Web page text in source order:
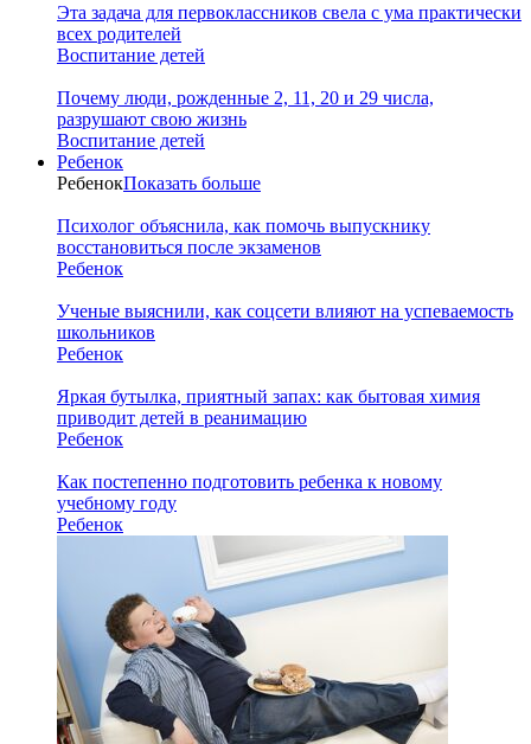
Эта задача для первоклассников свела с ума практически
всех родителей
Воспитание детей
Почему люди, рожденные 2, 11, 20 и 29 числа,
разрушают свою жизнь
Воспитание детей
Ребенок
РебенокПоказать больше
Психолог объяснила, как помочь выпускнику
восстановиться после экзаменов
Ребенок
Ученые выяснили, как соцсети влияют на успеваемость
школьников
Ребенок
Яркая бутылка, приятный запах: как бытовая химия
приводит детей в реанимацию
Ребенок
Как постепенно подготовить ребенка к новому
учебному году
Ребенок